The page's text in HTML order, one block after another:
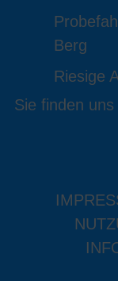
Berg
Riesige
Sie finden